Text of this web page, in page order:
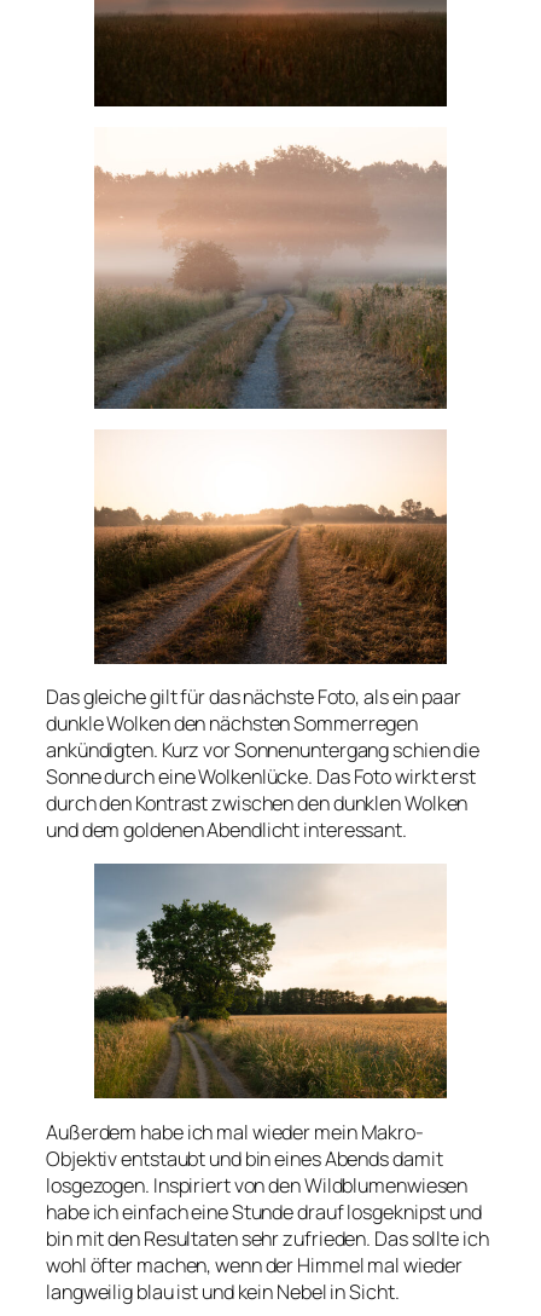
Das gleiche gilt für das nächste Foto, als ein paar
dunkle Wolken den nächsten Sommerregen
ankündigten. Kurz vor Sonnenuntergang schien die
Sonne durch eine Wolkenlücke. Das Foto wirkt erst
durch den Kontrast zwischen den dunklen Wolken
und dem goldenen Abendlicht interessant.
Außerdem habe ich mal wieder mein Makro-
Objektiv entstaubt und bin eines Abends damit
losgezogen. Inspiriert von den Wildblumenwiesen
habe ich einfach eine Stunde drauf losgeknipst und
bin mit den Resultaten sehr zufrieden. Das sollte ich
wohl öfter machen, wenn der Himmel mal wieder
langweilig blau ist und kein Nebel in Sicht.